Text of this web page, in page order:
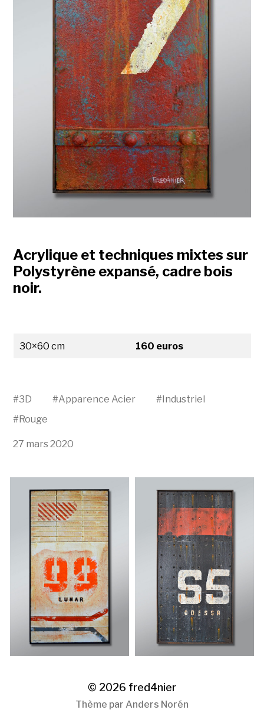
Acrylique et techniques mixtes sur
Polystyrène expansé, cadre bois
noir.
30×60 cm 160 euros
#3D #Apparence Acier #Industriel
#Rouge
27 mars 2020
© 2026 fred4nier
Thème par Anders Norén